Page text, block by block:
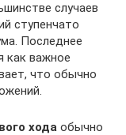
случаев
ступенчато
Последнее
как важное
что обычно
хода обычно